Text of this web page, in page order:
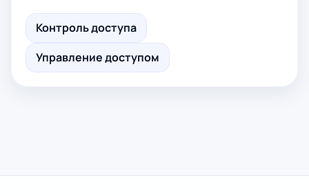
Контроль доступа
Управление доступом